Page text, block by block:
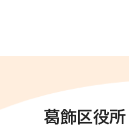
葛飾区役所